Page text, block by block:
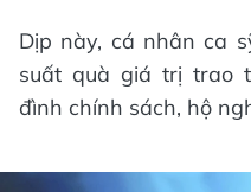
Dịp này, cá nhân ca
suất quà giá trị trao
đình chính sách, hộ